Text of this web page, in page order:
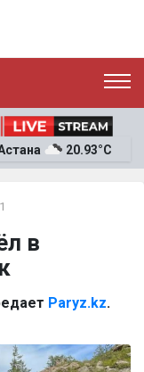
20.93°C
в
Paryz.kz.